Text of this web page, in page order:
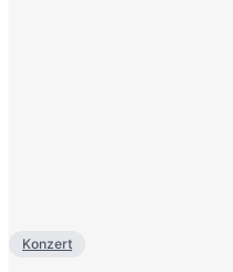
Konzert